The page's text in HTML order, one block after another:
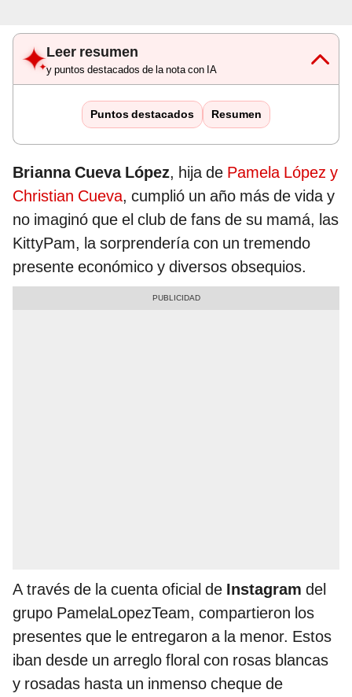
Leer resumen
y puntos destacados de la nota con IA
Puntos destacados Resumen
Brianna Cueva López, hija de Pamela López y
Christian Cueva, cumplió un año más de vida y
no imaginó que el club de fans de su mamá, las
KittyPam, la sorprendería con un tremendo
presente económico y diversos obsequios.
A través de la cuenta oficial de Instagram del
grupo PamelaLopezTeam, compartieron los
presentes que le entregaron a la menor. Estos
iban desde un arreglo floral con rosas blancas
y rosadas hasta un inmenso cheque de